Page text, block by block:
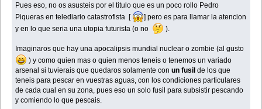
Pues eso, no os asusteis por el titulo que es un poco rollo Pedro
Piqueras en telediario catastrofista [
] pero es para llamar la atencion
y en lo que seria una utopia futurista (o no
).
Imaginaros que hay una apocalipsis mundial nuclear o zombie (al gusto
) y como quien mas o quien menos teneis o tenemos un variado
arsenal si tuvierais que quedaros solamente conun fusil de los que
teneis para pescar en vuestras aguas, con los condiciones particulares
de cada cual en su zona, pues eso un solo fusil para subsistir pescando
y comiendo lo que pescais.